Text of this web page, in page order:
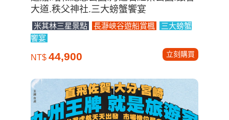
大道.秩父神社.三大螃蟹饗宴
米其林三星景點 長瀞峽谷遊船賞楓
三大螃蟹
饗宴
NT$ 44,900 立刻購買